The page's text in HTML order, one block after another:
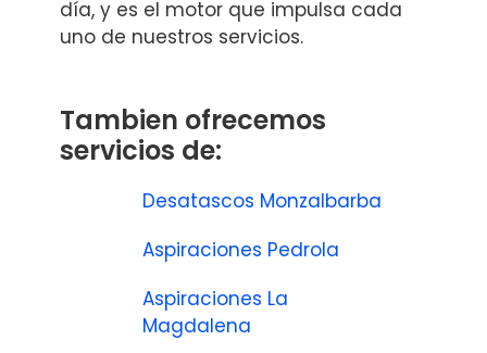
día, y es el motor que impulsa cada
uno de nuestros servicios.
Tambien ofrecemos
servicios de:
Desatascos Monzalbarba
Aspiraciones Pedrola
Aspiraciones La
Magdalena